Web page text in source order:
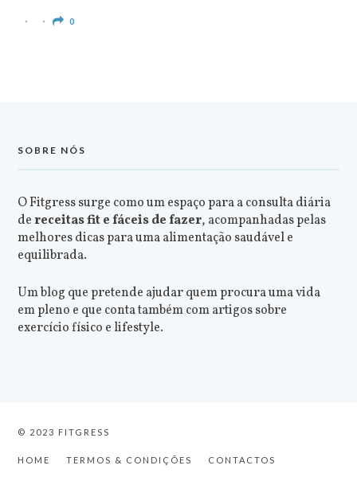
0
SOBRE NÓS
O Fitgress surge como um espaço para a consulta diária
dereceitas fit e fáceis de fazer, acompanhadas pelas
melhores dicas para uma alimentação saudável e
equilibrada.
Um blog que pretende ajudar quem procura uma vida
em pleno e que conta também com artigos sobre
exercício físico e lifestyle.
© 2023 FITGRESS
HOME TERMOS & CONDIÇÕES CONTACTOS